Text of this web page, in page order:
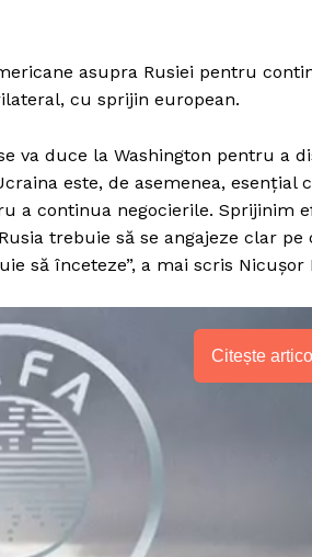
asupra Rusiei pentru
cu sprijin european.
va duce la Washington pentru a
este, de asemenea, esențial
a continua negocierile. Sprijinim
trebuie să se angajeze clar pe
să înceteze”, a mai scris Nicușor
Citește